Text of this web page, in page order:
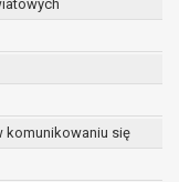
komunikowaniu się
są
przetwarzanie
realizacji
zakresie
lub dla
a w